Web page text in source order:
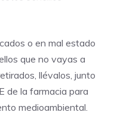
o en mal estado
que no vayas a
llévalos, junto
de la farmacia para
medioambiental.